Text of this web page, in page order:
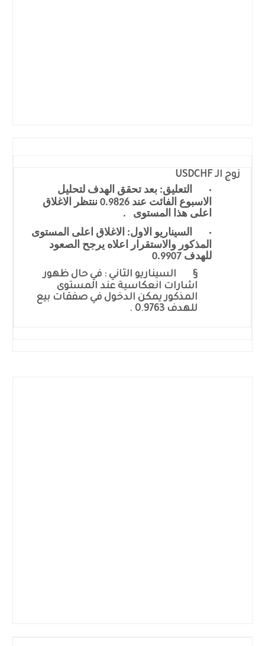
زوج الـ USDCHF
·
التعليق: بعد تحقق الهدف لتحليل
الاسبوع الفائت عند 0.9826 ننتظر الاغلاق
اعلى هذا المستوى .
·
السيناريو الاول: الاغلاق اعلى المستوى
المذكور والاستقرار اعلاه يرجح الصعود
للهدف 0.9907
§
السيناريو الثاني : في حال ظهور
اشارات انعكاسية عند المستوى
المذكور يمكن الدخول في صفقات بيع
للهدف 0.9763 .